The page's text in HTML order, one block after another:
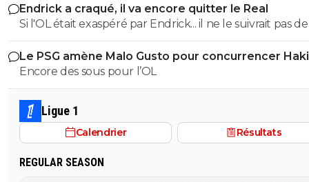
Endrick a craqué, il va encore quitter le Real
Si l'OL était exaspéré par Endrick... il ne le suivrait pas
près. Bref... Quand l'équipe sera complète... ce sera beaucoup
mieux.
Le PSG amène Malo Gusto pour concurrencer
Encore des sous pour l’OL
Ligue 1
Calendrier Résultats
REGULAR SEASON